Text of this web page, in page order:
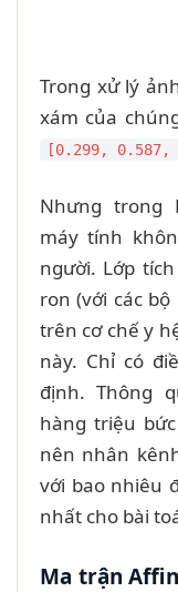
Trong xử lý
xám của
[0.299, 0.587,
Nhưng trong
máy tính
người. Lớp
ron (với các
trên cơ chế y
này. Chỉ có
định. Thông
hàng triệu
nên nhân
với bao nhiêu
nhất cho bài
Ma trận